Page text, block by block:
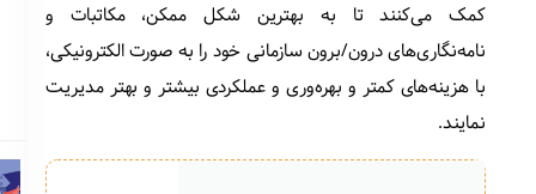
کمک می‌کنند تا به بهترین شکل ممکن، مکاتبات و
نامه‌نگاری‌های درون/برون سازمانی خود را به صورت الکترونیکی،
با هزینه‌های کمتر و بهره‌وری و عملکردی بیشتر و بهتر مدیریت
نمایند.